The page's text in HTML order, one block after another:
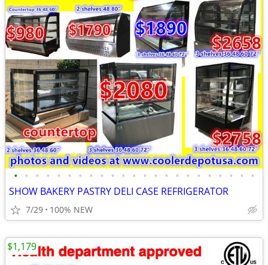
• • • • • • • • • • • • • • • • • • • • • • •
SHOW BAKERY PASTRY DELI CASE REFRIGERATOR
7/29 100% NEW
$1,179